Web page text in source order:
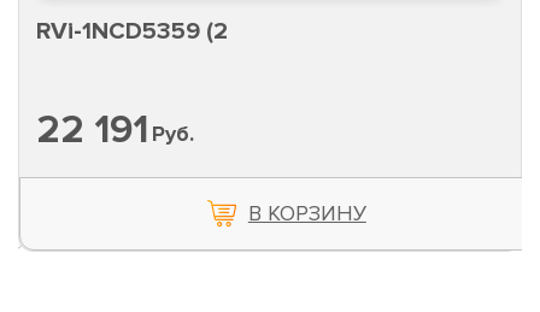
RVi-1NCD5359 (2
22 191 Руб.
В КОРЗИНУ